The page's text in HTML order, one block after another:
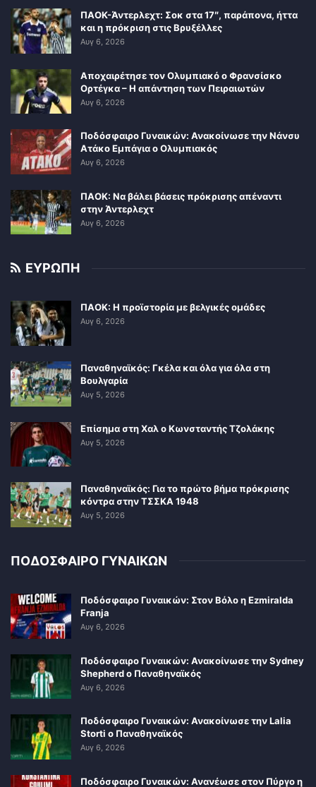
ΠΑΟΚ-Άντερλεχτ: Σοκ στα 17″, παράπονα, ήττα
και η πρόκριση στις Βρυξέλλες
Αυγ 6, 2026
Αποχαιρέτησε τον Ολυμπιακό ο Φρανσίσκο
Ορτέγκα – Η απάντηση των Πειραιωτών
Αυγ 6, 2026
Ποδόσφαιρο Γυναικών: Ανακοίνωσε την Νάνσυ
Ατάκο Εμπάγια ο Ολυμπιακός
Αυγ 6, 2026
ΠΑΟΚ: Να βάλει βάσεις πρόκρισης απέναντι
στην Άντερλεχτ
Αυγ 6, 2026
ΕΥΡΩΠΗ
ΠΑΟΚ: Η προϊστορία με βελγικές ομάδες
Αυγ 6, 2026
Παναθηναϊκός: Γκέλα και όλα για όλα στη
Βουλγαρία
Αυγ 5, 2026
Επίσημα στη Χαλ ο Κωνσταντής Τζολάκης
Αυγ 5, 2026
Παναθηναϊκός: Για το πρώτο βήμα πρόκρισης
κόντρα στην ΤΣΣΚΑ 1948
Αυγ 5, 2026
ΠΟΔΟΣΦΑΙΡΟ ΓΥΝΑΙΚΩΝ
Ποδόσφαιρο Γυναικών: Στον Βόλο η Ezmiralda
Franja
Αυγ 6, 2026
Ποδόσφαιρο Γυναικών: Ανακοίνωσε την Sydney
Shepherd ο Παναθηναϊκός
Αυγ 6, 2026
Ποδόσφαιρο Γυναικών: Ανακοίνωσε την Lalia
Storti ο Παναθηναϊκός
Αυγ 6, 2026
Ποδόσφαιρο Γυναικών: Ανανέωσε στον Πύργο η